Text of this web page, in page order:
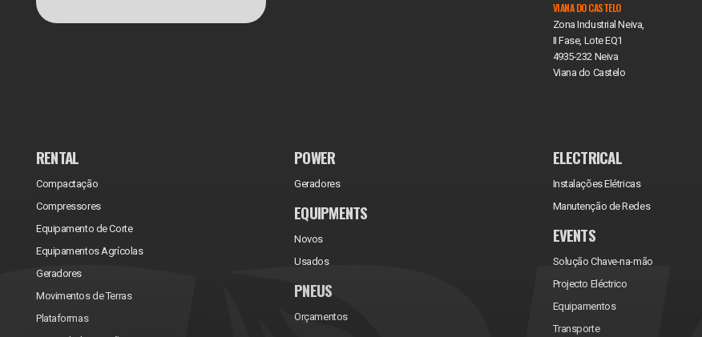
VIANA DO CASTELO
Zona Industrial Neiva,
II Fase, Lote EQ1
4935-232 Neiva
Viana do Castelo
RENTAL
Compactação
Compressores
Equipamento de Corte
Equipamentos Agrícolas
Geradores
Movimentos de Terras
Plataformas
POWER
Geradores
EQUIPMENTS
Novos
Usados
PNEUS
Orçamentos
ELECTRICAL
Instalações Elétricas
Manutenção de Redes
EVENTS
Solução Chave-na-mão
Projecto Eléctrico
Equipamentos
Transporte